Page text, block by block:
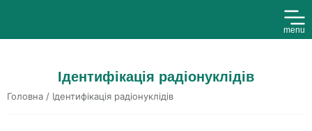
menu
Ідентифікація радіонуклідів
Головна / Ідентифікація радіонуклідів